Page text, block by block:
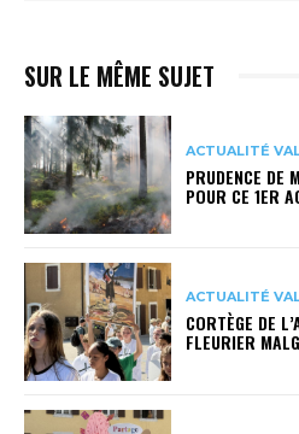
SUR LE MÊME SUJET
ACTUALITÉ
PRUDENCE DE
POUR CE 1ER
ACTUALITÉ
CORTÈGE DE
FLEURIER